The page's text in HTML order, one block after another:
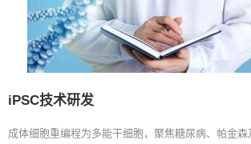
iPSC技术研发
成体细胞重编程为多能干细胞，聚焦糖尿病、帕金森